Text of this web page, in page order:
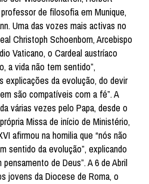
de filosofia em Munique,
Uma das vozes mais activas no
Christoph Schoenborn, Arcebispo
Vaticano, o Cardeal austríaco
a vida não tem sentido”,
explicações da evolução, do devir
são compatíveis com a fé”. A
várias vezes pelo Papa, desde o
Missa de início de Ministério,
afirmou na homilia que “nós não
sentido da evolução”, explicando
de Deus”. A 6 de Abril
jovens da Diocese de Roma, o